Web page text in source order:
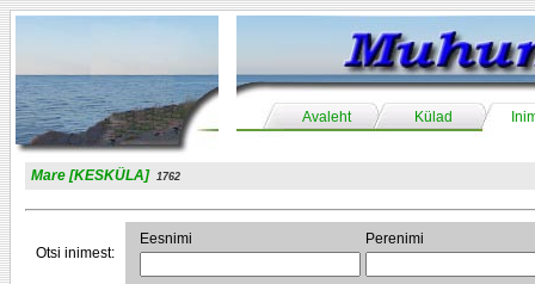
Avaleht Külad
Mare [KESKÜLA] 1762
Otsi inimest:
Eesnimi Perenimi